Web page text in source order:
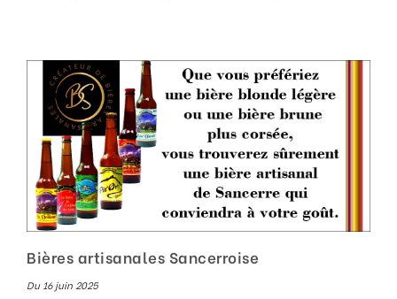
Bières artisanales Sancerroise
Du 16 juin 2025